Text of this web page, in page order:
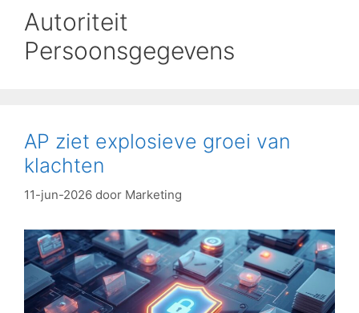
Autoriteit
Persoonsgegevens
AP ziet explosieve groei van
klachten
11-jun-2026 door Marketing